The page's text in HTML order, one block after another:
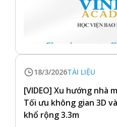
18/3/2026TÀI LIỆU
[VIDEO] Xu hướng nhà
Tối ưu không gian 3D
khổ rộng 3.3m